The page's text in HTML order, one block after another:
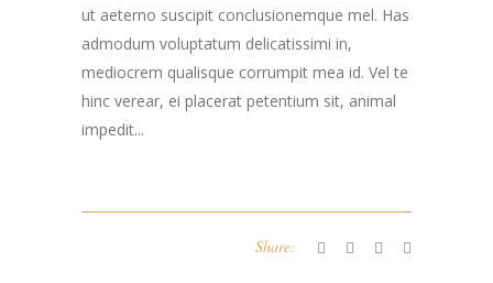
ut aeterno suscipit conclusionemque mel. Has
admodum voluptatum delicatissimi in,
mediocrem qualisque corrumpit mea id. Vel te
hinc verear, ei placerat petentium sit, animal
impedit...
Share: